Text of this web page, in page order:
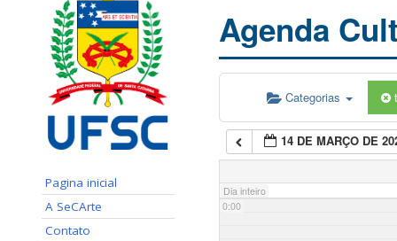
Pagina inicial
A SeCArte
Contato
Agenda
Categorias
14 DE MARÇO DE
Dia inteiro
0:00